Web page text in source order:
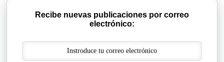
Recibe nuevas publicaciones por correo
electrónico: